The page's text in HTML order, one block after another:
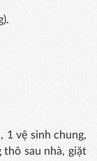
1 vệ sinh chung,
thô sau nhà, giặt